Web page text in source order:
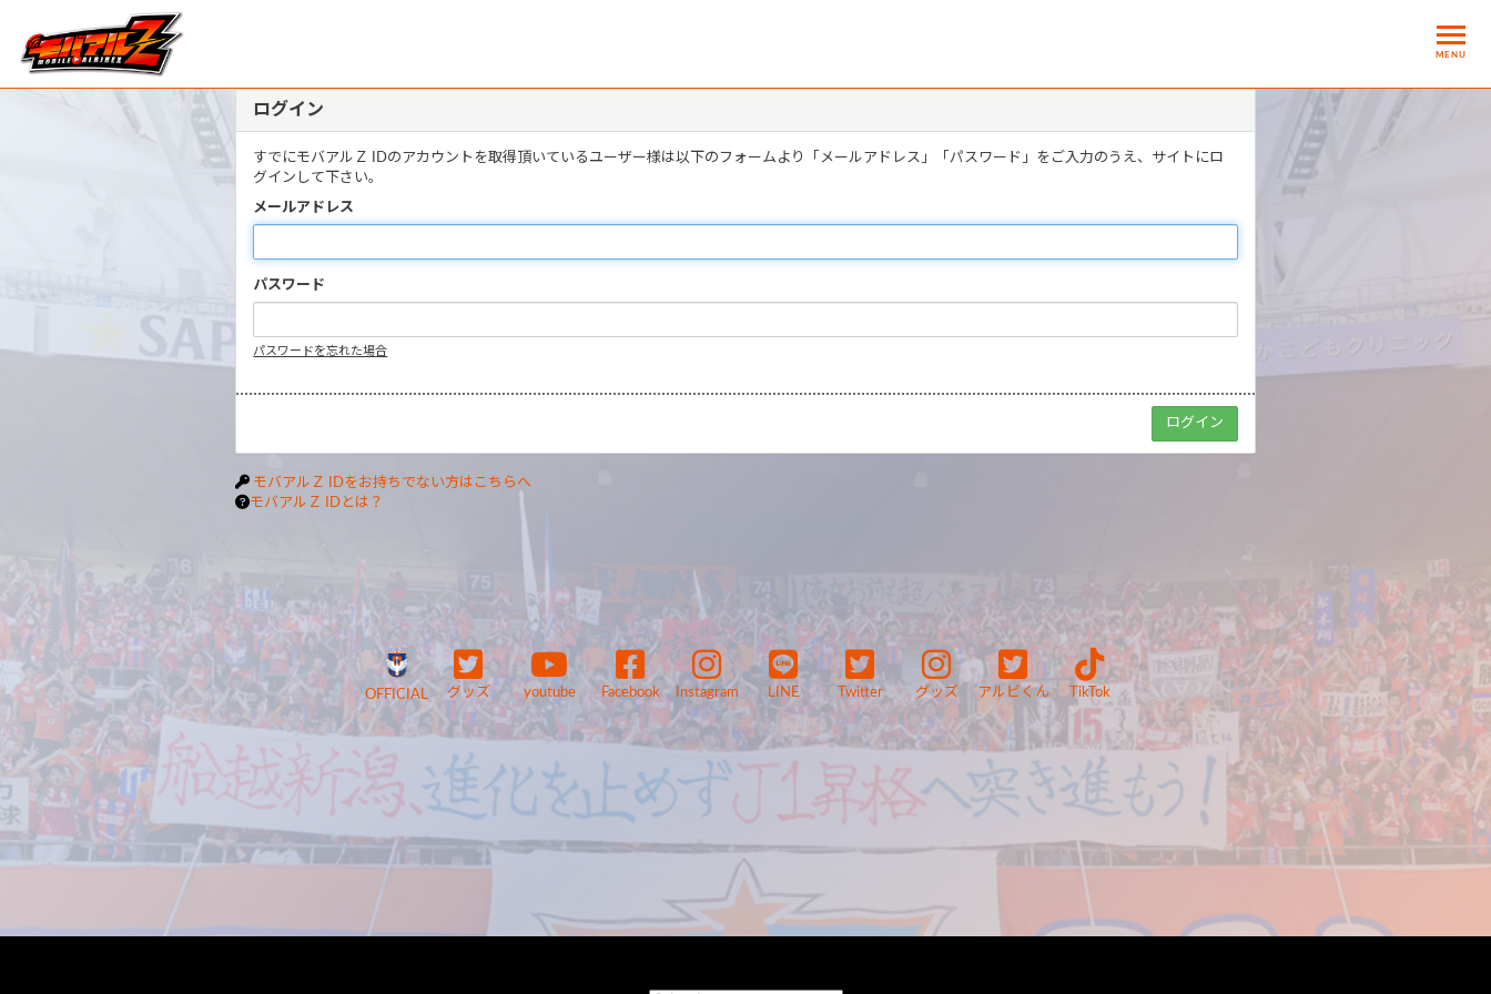
MENU
ログイン
すでにモバアルＺ IDのアカウントを取得頂いているユーザー様は以下のフォームより「メールアドレス」「パスワード」をご入力のうえ、サイトにロ
グインして下さい。
メールアドレス
パスワード
パスワードを忘れた場合
モバアルＺ IDをお持ちでない方はこちらへ
モバアルＺ IDとは？
OFFICIAL グッズ youtube Facebook Instagram LINE Twitter グッズ アルビくん TikTok